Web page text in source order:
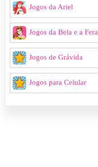
Jogos da Ariel
Jogos da Bela e a Fera
Jogos de Grávida
Jogos para Celular